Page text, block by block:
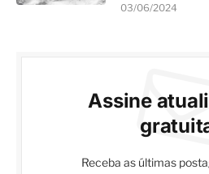
03/06/2024
Assine
Receba as últimas